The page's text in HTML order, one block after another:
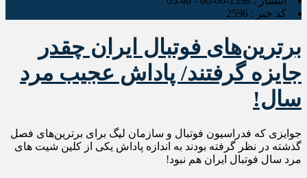
کد خبر : 2596
برترین‌های فوتبال ایران چقدر
جایزه گرفتند/ پاداش عجیب مرد
سال!
جوایزی که فدراسیون فوتبال و سازمان لیگ برای برترین‌های فصل
گذشته در نظر گرفته بودند به اندازه پاداش یکی از کلین شیت های
مرد سال فوتبال ایران هم نبود!